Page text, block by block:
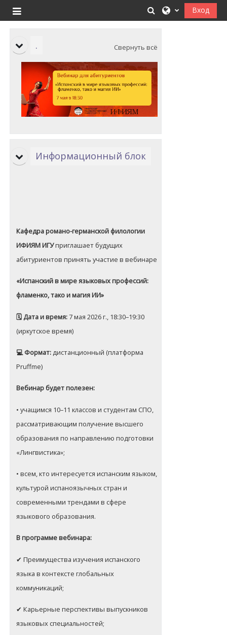
Боковая панель
ИзменитьВход
. Свернуть всё
Информационный блок
Кафедра романо-германской филологии
ИФИЯМ ИГУприглашает будущих
абитуриентов принять участие в вебинаре
«Испанский в мире языковых профессий:
фламенко, тако и магия ИИ»
🗓 Дата и время:7 мая 2026 г., 18:30–19:30
(иркутское время)
💻 Формат: дистанционный (платформа
Pruffme)
Вебинар будет полезен:
• учащимся 10–11 классов и студентам СПО,
рассматривающим получение высшего
образования по направлению подготовки
«Лингвистика»;
• всем, кто интересуется испанским языком,
культурой испаноязычных стран и
современными трендами в сфере
языкового образования.
В программе вебинара:
✔ Преимущества изучения испанского
языка в контексте глобальных
коммуникаций;
✔ Карьерные перспективы выпускников
языковых специальностей;